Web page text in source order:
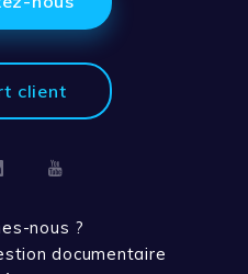
client
LinkedinYoutube
nous ?
documentaire